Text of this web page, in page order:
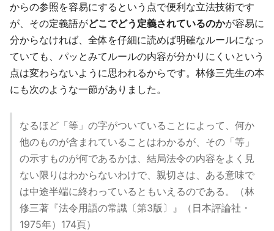
からの参照を容易にするという点で便利な立法技術です
が、その定義語がどこでどう定義されているのかが容易に
分からなければ、全体を仔細に読めば明確なルールになっ
ていても、パッとみてルールの内容が分かりにくいという
点は変わらないように思われるからです。林修三先生の本
にも次のような一節がありました。
なるほど「等」の字がついていることによって、何か
他のものが含まれていることはわかるが、その「等」
の示すものが何であるかは、結局法令の内容をよく見
ない限りはわからないわけで、親切さは、ある意味で
は中途半端に終わっているともいえるのである。（林
修三著『法令用語の常識〔第3版〕』（日本評論社・
1975年）174頁）